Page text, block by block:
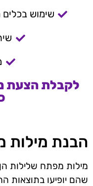
שימוש בכלים
לקבלת הצעת
הבנת מילות
מילות מפתח שלילות הן
שהם יופיעו בתוצאות